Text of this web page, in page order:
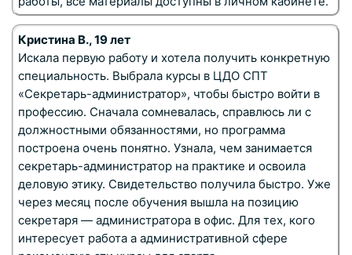
Кристина В., 19 лет
Искала первую работу и хотела получить конкретную
специальность. Выбрала курсы в ЦДО СПТ
«Секретарь-администратор», чтобы быстро войти в
профессию. Сначала сомневалась, справлюсь ли с
должностными обязанностями, но программа
построена очень понятно. Узнала, чем занимается
секретарь-администратор на практике и освоила
деловую этику. Свидетельство получила быстро. Уже
через месяц после обучения вышла на позицию
секретаря — администратора в офис. Для тех, кого
интересует работа а административной сфере